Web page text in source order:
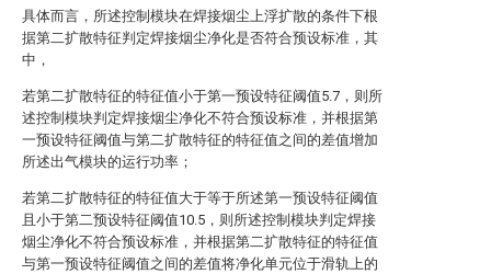
具体而言，所述控制模块在焊接烟尘上浮扩散的条件下根
据第二扩散特征判定焊接烟尘净化是否符合预设标准，其
中，
若第二扩散特征的特征值小于第一预设特征阈值5.7，则所
述控制模块判定焊接烟尘净化不符合预设标准，并根据第
一预设特征阈值与第二扩散特征的特征值之间的差值增加
所述出气模块的运行功率；
若第二扩散特征的特征值大于等于所述第一预设特征阈值
且小于第二预设特征阈值10.5，则所述控制模块判定焊接
烟尘净化不符合预设标准，并根据第二扩散特征的特征值
与第一预设特征阈值之间的差值将净化单元位于滑轨上的